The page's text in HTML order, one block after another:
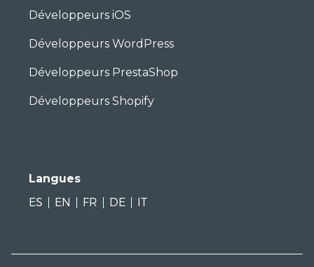
Développeurs iOS
Développeurs WordPress
Développeurs PrestaShop
Développeurs Shopify
Langues
ES
EN FR DE IT